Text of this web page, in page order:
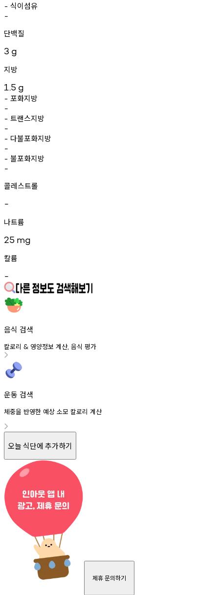
- 식이섬유
-
단백질
3 g
지방
1.5 g
- 포화지방
-
- 트랜스지방
-
- 다불포화지방
-
- 불포화지방
-
콜레스트롤
-
나트륨
25 mg
칼륨
-
음식 검색
칼로리 & 영양정보 계산, 음식 평가
운동 검색
체중을 반영한 예상 소모 칼로리 계산
오늘 식단에 추가하기
제휴 문의하기